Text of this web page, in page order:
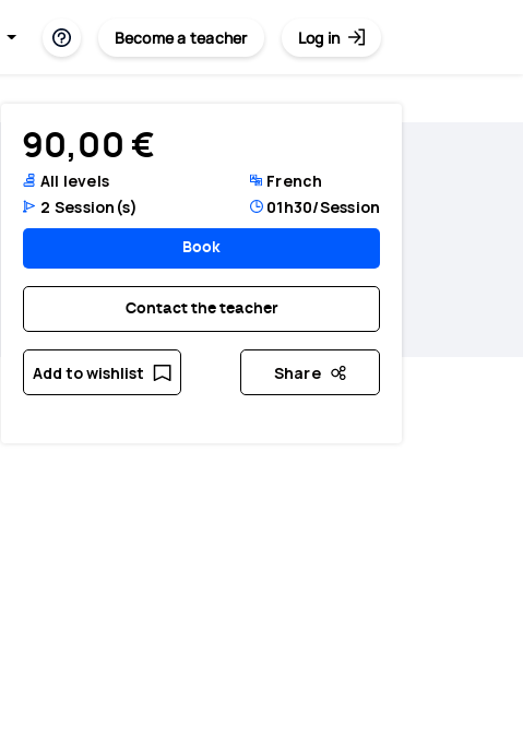
Become a teacher Log in
90,00 €
All levels
2 Session(s)
French
01h30/Session
Book
Contact the teacher
Add to wishlist Share